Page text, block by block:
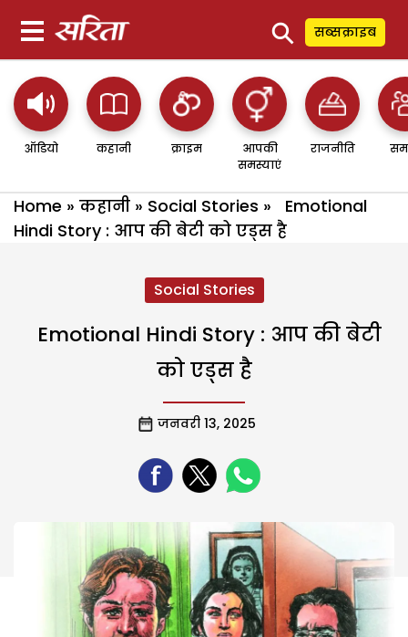
⚲ सब्सक्राइब
ऑडियो कहानी क्राइम
आपकी
समस्याएं
राजनीति
Home » कहानी » Social Stories »
Emotional
Hindi Story : आप की बेटी को एड्स है
Social Stories
Emotional Hindi Story : आप की बेटी
को एड्स है
जनवरी 13, 2025